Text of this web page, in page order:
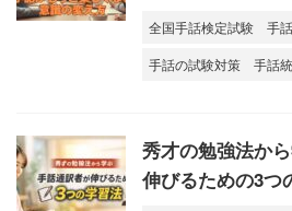
全国手話検定試験 手
手話の試験対策
手話
秀才の勉強法か
伸びるための3つ